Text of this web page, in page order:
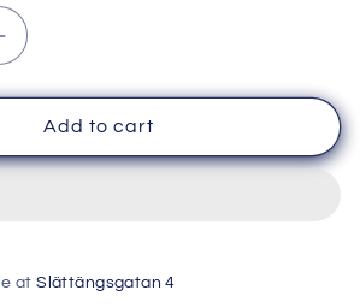
Increase
Floormarker
Add to cart
atSlättängsgatan 4